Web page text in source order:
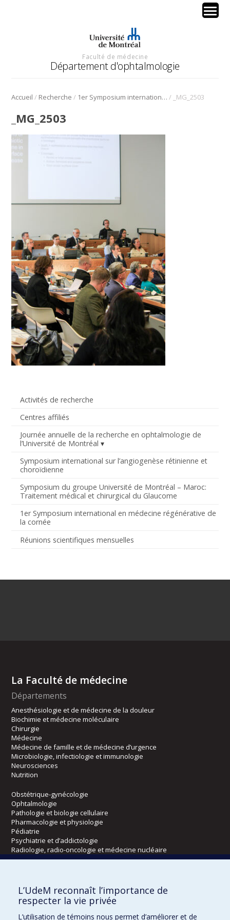
Faculté de médecine
Département d'ophtalmologie
Accueil / Recherche / 1er Symposium international en médecine régénérative de la cornée / _MG_2503
Activités de recherche
Centres affiliés
Journée annuelle de la recherche en ophtalmologie de
l’Université de Montréal
Symposium international sur l’angiogenèse rétinienne et
choroïdienne
Symposium du groupe Université de Montréal – Maroc:
Traitement médical et chirurgical du Glaucome
1er Symposium international en médecine régénérative de
la cornée
Réunions scientifiques mensuelles
_MG_2503
La Faculté de médecine
Départements
Anesthésiologie et de médecine de la douleur
Biochimie et médecine moléculaire
Chirurgie
Médecine
Médecine de famille et de médecine d’urgence
Microbiologie, infectiologie et immunologie
Neurosciences
Nutrition
Obstétrique-gynécologie
Ophtalmologie
Pathologie et biologie cellulaire
Pharmacologie et physiologie
Pédiatrie
Psychiatrie et d’addictologie
Radiologie, radio-oncologie et médecine nucléaire
Écoles
Kinésiologie et des sciences de l’activité physique
Orthophonie et audiologie
Réadaptation
L’UdeM reconnaît l’importance de
respecter la vie privée
L’utilisation de témoins nous permet d’améliorer et de